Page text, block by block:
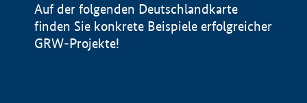
Auf der folgenden Deutschlandkarte
finden Sie konkrete Beispiele erfolgreicher
GRW-Projekte!